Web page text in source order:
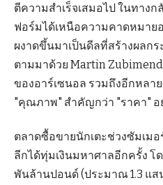
ตีความสำเร็จเสมอไป ในทาง
ฟอร์มได้เหนือความคาดหมาย
ผงาดขึ้นมาเป็นดีลที่สร้างผลก
ตามมาด้วย Martin
ของอาร์เซนอล รวมถึงอีกหลา
"คุณภาพ" สำคัญกว่า "ราคา" อ
ตลาดซื้อขายนักเตะช่วงซัมเม
ลีกได้ทุ่มเงินมหาศาลอีกครั้ง โ
พันล้านปอนด์ (ประมาณ 1.3 แส